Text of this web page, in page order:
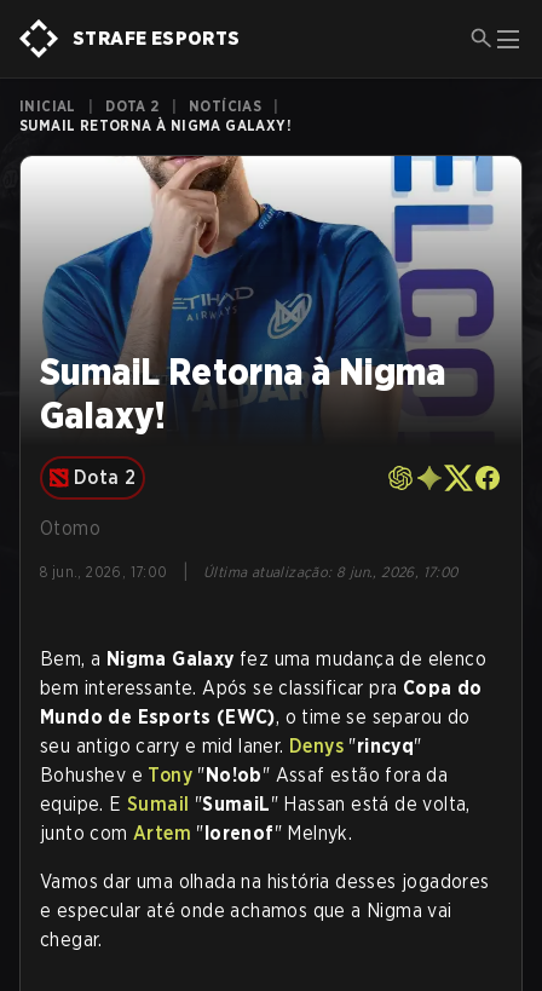
STRAFE ESPORTS
INICIAL DOTA 2 NOTÍCIAS
SUMAIL RETORNA À NIGMA GALAXY!
SumaiL Retorna à Nigma
Galaxy!
Dota 2
Otomo
8 jun., 2026, 17:00 Última atualização: 8 jun., 2026, 17:00
Bem, a Nigma Galaxy fez uma mudança de elenco
bem interessante. Após se classificar pra Copa do
Mundo de Esports (EWC), o time se separou do
seu antigo carry e mid laner. Denys "rincyq"
Bohushev e Tony "No!ob" Assaf estão fora da
equipe. ESumail "SumaiL" Hassan está de volta,
junto comArtem "lorenof" Melnyk.
Vamos dar uma olhada na história desses jogadores
e especular até onde achamos que a Nigma vai
chegar.